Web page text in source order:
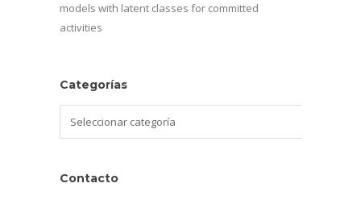
models with latent classes for committed
activities
Categorías
Contacto